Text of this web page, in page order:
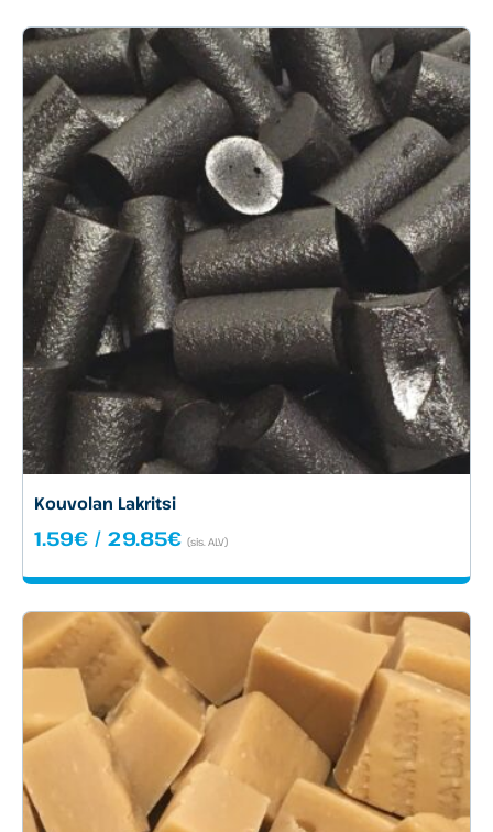
Kouvolan Lakritsi
1.59€ / 29.85€Hintaluokka:
-
(sis. ALV)